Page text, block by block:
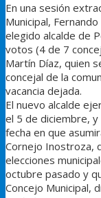
En una sesión
Municipal,
elegido alcalde de
votos (4 de 7
Martín Díaz, quien
concejal de la
vacancia dejada.
El nuevo alcalde
el 5 de diciembre,
fecha en que
Cornejo Inostroza,
elecciones
octubre pasado y
Concejo Municipal,